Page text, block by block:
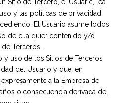
Sitio de Tercero, el Usuario, lea
y las políticas de privacidad
El Usuario asume todos
de cualquier contenido y/o
Terceros.
y uso de los Sitios de Terceros
del Usuario y que, en
a la Empresa de
o consecuencia derivada del